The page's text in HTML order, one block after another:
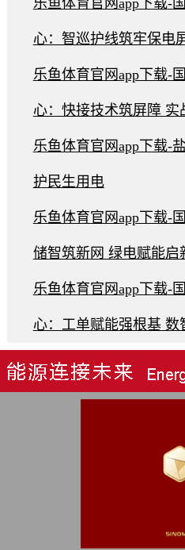
乐鱼体育官网app下载-
心：智巡护线筑牢保电
乐鱼体育官网app下载-
心：快接技术筑屏障 实
乐鱼体育官网app下载-
护民生用电
乐鱼体育官网app下载-
储智筑新网 绿电赋能启
乐鱼体育官网app下载-
心：工单赋能强根基 数